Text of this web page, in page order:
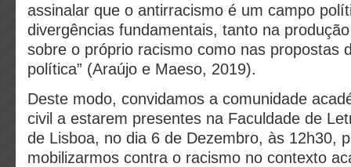
assinalar que o antirracismo é um campo
divergências fundamentais, tanto na
sobre o próprio racismo como nas propostas
política” (Araújo e Maeso, 2019).
Deste modo, convidamos a comunidade
civil a estarem presentes na Faculdade de
de Lisboa, no dia 6 de Dezembro, às 12h30,
mobilizarmos contra o racismo no contexto